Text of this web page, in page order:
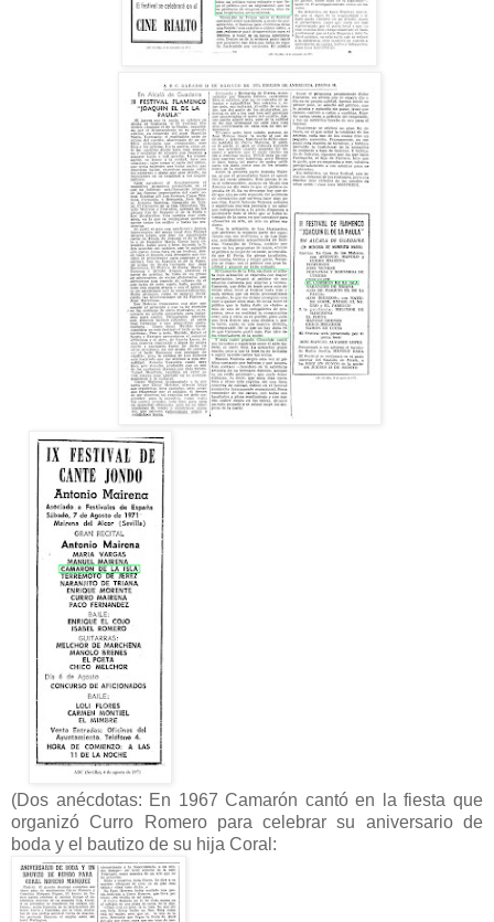
(Dos anécdotas: En 1967 Camarón cantó en la fiesta que
organizó Curro Romero para celebrar su aniversario de
boda y el bautizo de su hija Coral: